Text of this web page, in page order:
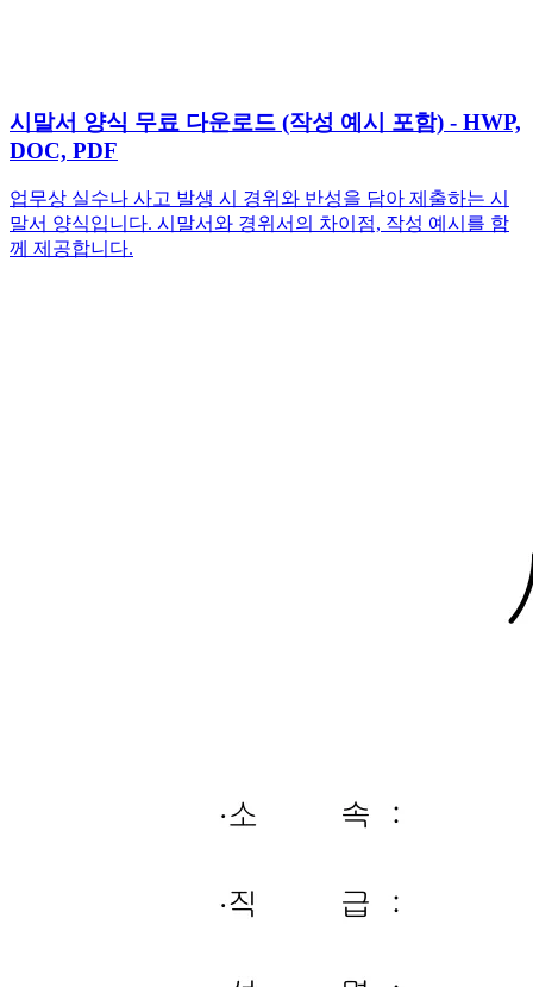
시말서 양식 무료 다운로드 (작성 예시 포함) - HWP,
DOC, PDF
업무상 실수나 사고 발생 시 경위와 반성을 담아 제출하는 시
말서 양식입니다. 시말서와 경위서의 차이점, 작성 예시를 함
께 제공합니다.